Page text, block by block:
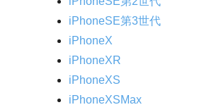
iPhoneSE第3世代
iPhoneX
iPhoneXR
iPhoneXS
iPhoneXSMax